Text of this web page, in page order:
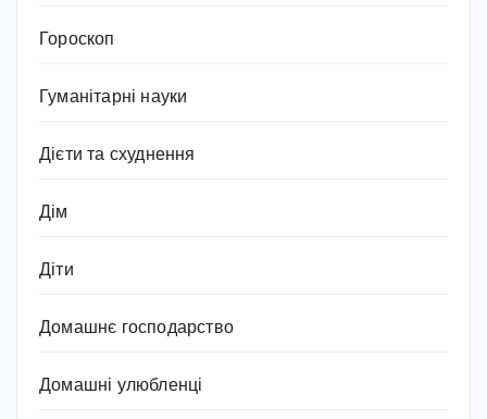
Гороскоп
Гуманітарні науки
Дієти та схуднення
Дім
Діти
Домашнє господарство
Домашні улюбленці